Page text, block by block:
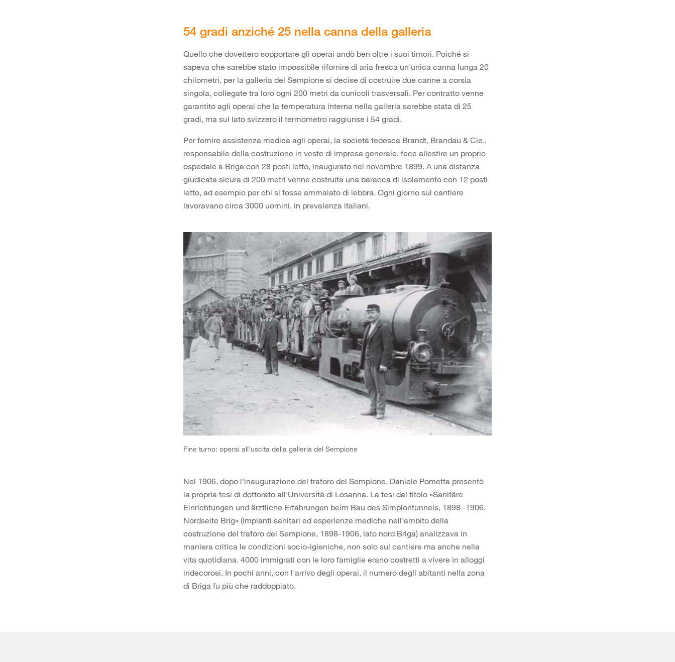
54 gradi anziché 25 nella canna della galleria
Quello che dovettero sopportare gli operai andò ben oltre i suoi timori. Poiché si
sapeva che sarebbe stato impossibile rifornire di aria fresca un'unica canna lunga 20
chilometri, per la galleria del Sempione si decise di costruire due canne a corsia
singola, collegate tra loro ogni 200 metri da cunicoli trasversali. Per contratto venne
garantito agli operai che la temperatura interna nella galleria sarebbe stata di 25
gradi, ma sul lato svizzero il termometro raggiunse i 54 gradi.
Per fornire assistenza medica agli operai, la società tedesca Brandt, Brandau & Cie.,
responsabile della costruzione in veste di impresa generale, fece allestire un proprio
ospedale a Briga con 28 posti letto, inaugurato nel novembre 1899. A una distanza
giudicata sicura di 200 metri venne costruita una baracca di isolamento con 12 posti
letto, ad esempio per chi si fosse ammalato di lebbra. Ogni giorno sul cantiere
lavoravano circa 3000 uomini, in prevalenza italiani.
Fine turno: operai all'uscita della galleria del Sempione
Nel 1906, dopo l'inaugurazione del traforo del Sempione, Daniele Pometta presentò
la propria tesi di dottorato all'Università di Losanna. La tesi dal titolo «Sanitäre
Einrichtungen und ärztliche Erfahrungen beim Bau des Simplontunnels, 1898−1906,
Nordseite Brig» (Impianti sanitari ed esperienze mediche nell'ambito della
costruzione del traforo del Sempione, 1898-1906, lato nord Briga) analizzava in
maniera critica le condizioni socio-igieniche, non solo sul cantiere ma anche nella
vita quotidiana. 4000 immigrati con le loro famiglie erano costretti a vivere in alloggi
indecorosi. In pochi anni, con l'arrivo degli operai, il numero degli abitanti nella zona
di Briga fu più che raddoppiato.